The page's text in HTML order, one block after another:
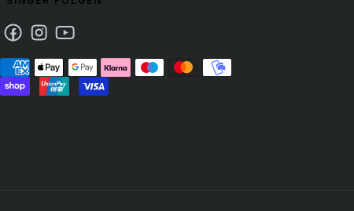
Facebook
InstagramYoutube